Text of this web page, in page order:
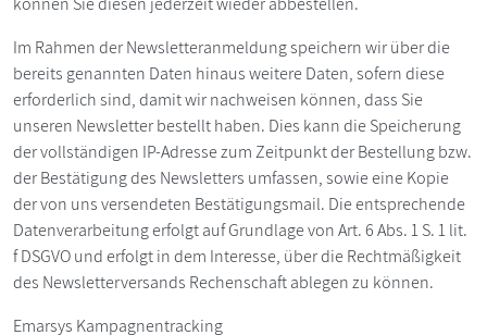
Im Rahmen der Newsletteranmeldung speichern wir über die
bereits genannten Daten hinaus weitere Daten, sofern diese
erforderlich sind, damit wir nachweisen können, dass Sie
unseren Newsletter bestellt haben. Dies kann die Speicherung
der vollständigen IP-Adresse zum Zeitpunkt der Bestellung bzw.
der Bestätigung des Newsletters umfassen, sowie eine Kopie
der von uns versendeten Bestätigungsmail. Die entsprechende
Datenverarbeitung erfolgt auf Grundlage von Art. 6 Abs. 1 S. 1 lit.
f DSGVO und erfolgt in dem Interesse, über die Rechtmäßigkeit
des Newsletterversands Rechenschaft ablegen zu können.
Emarsys Kampagnentracking